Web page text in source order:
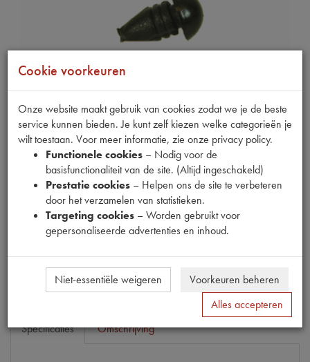
Productnummer
1900007
Prijs
28 (€1,06excl. btw)
Bestel
Specificaties Omschrijving
Cookie voorkeuren
Onze website maakt gebruik van cookies zodat we je de beste
service kunnen bieden. Je kunt zelf kiezen welke categorieën je
wilt toestaan. Voor meer informatie, zie onze privacy policy.
Functionele cookies – Nodig voor de
basisfunctionaliteit van de site. (Altijd ingeschakeld)
Prestatie cookies – Helpen ons de site te verbeteren
door het verzamelen van statistieken.
Targeting cookies – Worden gebruikt voor
gepersonaliseerde advertenties en inhoud.
Niet-essentiële weigeren
Voorkeuren beheren
Alles accepteren